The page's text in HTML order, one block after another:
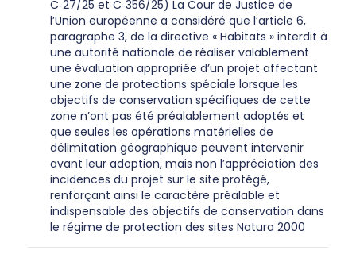
C‑27/25 et C‑356/25) La Cour de Justice de
l’Union européenne a considéré que l’article 6,
paragraphe 3, de la directive « Habitats » interdit à
une autorité nationale de réaliser valablement
une évaluation appropriée d’un projet affectant
une zone de protections spéciale lorsque les
objectifs de conservation spécifiques de cette
zone n’ont pas été préalablement adoptés et
que seules les opérations matérielles de
délimitation géographique peuvent intervenir
avant leur adoption, mais non l’appréciation des
incidences du projet sur le site protégé,
renforçant ainsi le caractère préalable et
indispensable des objectifs de conservation dans
le régime de protection des sites Natura 2000